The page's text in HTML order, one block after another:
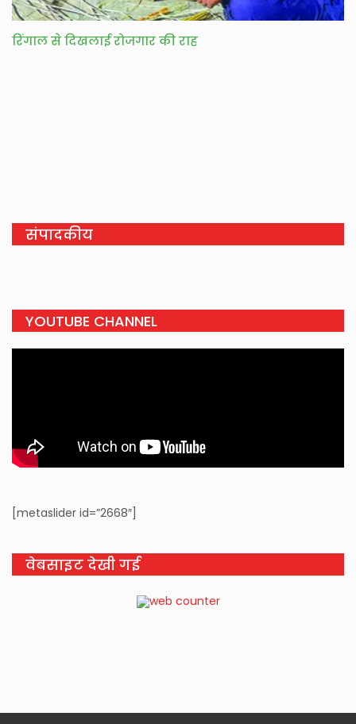
रिंगाल से दिखलाई रोजगार की राह
संपादकीय
YOUTUBE CHANNEL
[metaslider id=”2668″]
वेबसाइट देखी गई